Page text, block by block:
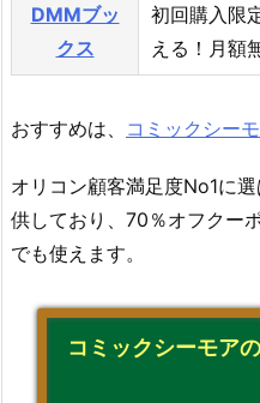
DMMブッ
クス
初回購入限
える！月額
おすすめは、 コミックシー
オリコン顧客満足度No1に
供しており、70％オフクー
でも使えます。
コミックシーモア